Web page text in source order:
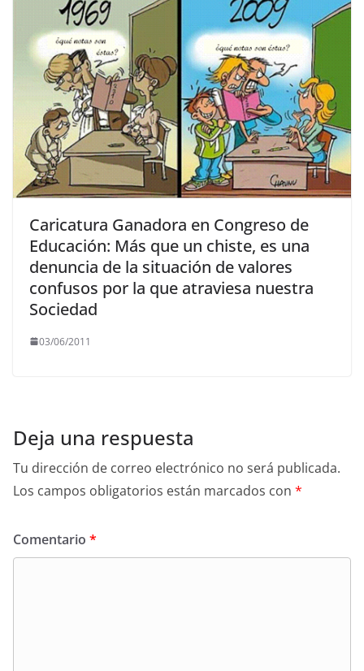
Caricatura Ganadora en Congreso de
Educación: Más que un chiste, es una
denuncia de la situación de valores
confusos por la que atraviesa nuestra
Sociedad
03/06/2011
Deja una respuesta
Tu dirección de correo electrónico no será publicada.
Los campos obligatorios están marcados con *
Comentario *